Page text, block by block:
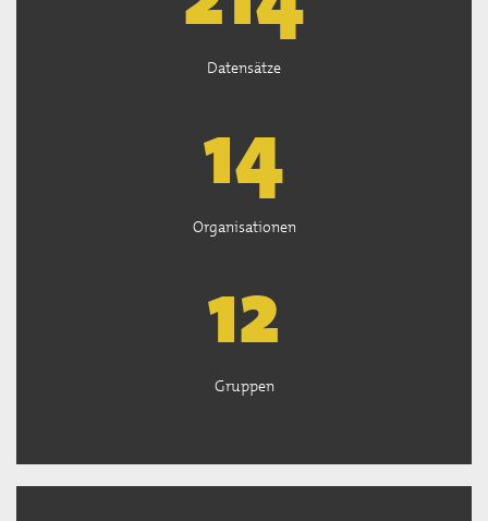
Datensätze
14
Organisationen
13
Gruppen